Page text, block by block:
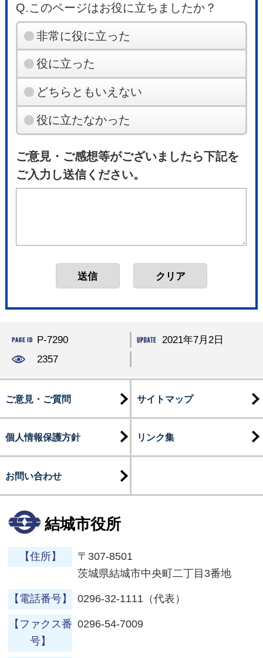
Q.このページはお役に立ちましたか？
非常に役に立った
役に立った
どちらともいえない
役に立たなかった
ご意見・ご感想等がございましたら下記を
ご入力し送信ください。
P-7290
2021年7月2日
2357
ご意見・ご質問 サイトマップ
個人情報保護方針 リンク集
お問い合わせ
結城市役所
【住所】
〒307-8501
茨城県結城市中央町二丁目3番地
【電話番号】 0296-32-1111（代表）
【ファクス番
号】
0296-54-7009